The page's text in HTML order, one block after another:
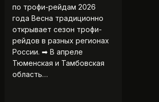
по трофи-рейдам 2026
года Весна традиционно
открывает сезон трофи-
рейдов в разных регионах
России. ➡ В апреле
Тюменская и Тамбовская
область…